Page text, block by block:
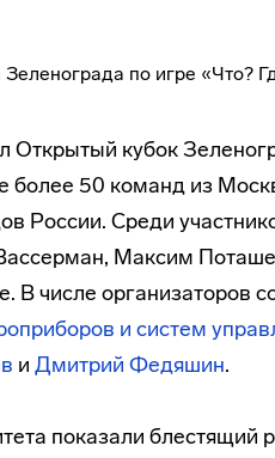
кубок
более 50 команд из
России. Среди
Максим
В числе организаторов
и систем
и Дмитрий Федяшин.
показали блестящий